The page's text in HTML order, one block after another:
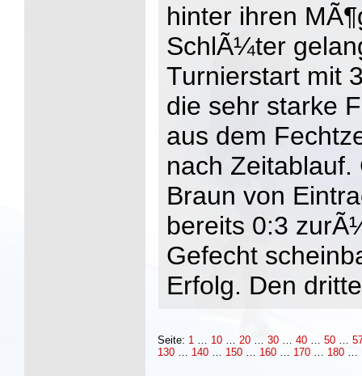
hinter ihren
SchlÃ¼ter
Turnierstart mit
die sehr starke
aus dem
nach Zeitablauf.
Braun von
bereits 0:3
Gefecht
Erfolg. Den
Seite: 1 … 10 … 20 … 30 … 40 … 50 …
130 … 140 … 150 … 160 … 170 … 180 …